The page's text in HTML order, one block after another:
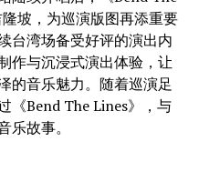
坡，为巡演版图再添重要
台湾场备受好评的演出内
作与沉浸式演出体验，让
的音乐魅力。随着巡演足
《Bend The Lines》，与
故事。